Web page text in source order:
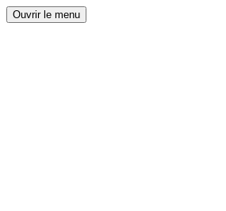
Ouvrir le menu